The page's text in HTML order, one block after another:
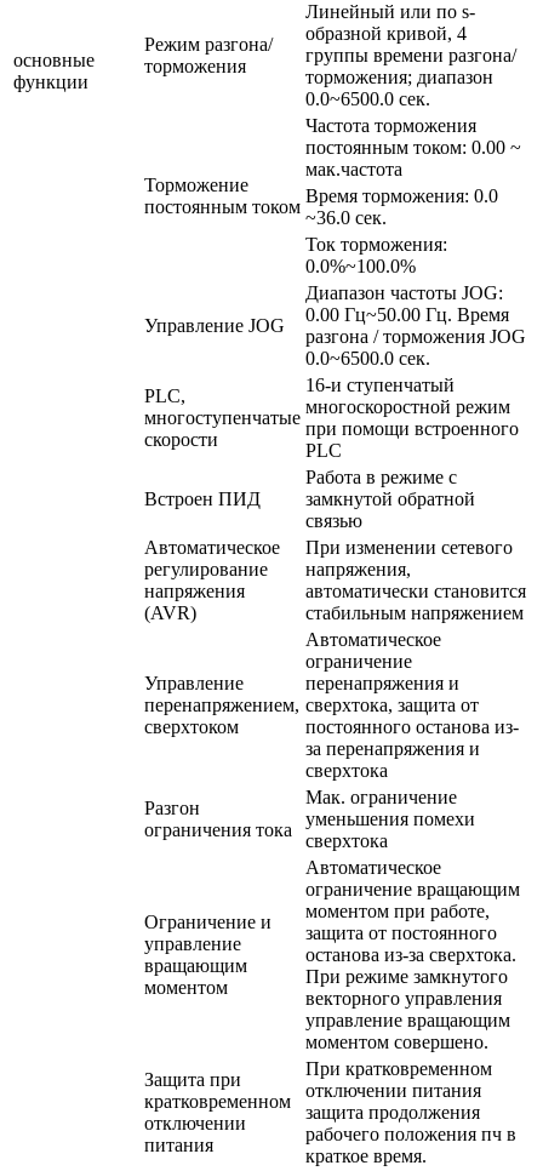
основные
функции
Режим разгона/
торможения
Линейный или по s-
образной кривой, 4
группы времени разгона/
торможения; диапазон
0.0~6500.0 сек.
Торможение
постоянным током
Частота торможения
постоянным током: 0.00 ~
мак.частота
Время торможения: 0.0
~36.0 сек.
Ток торможения:
0.0%~100.0%
Управление JOG
Диапазон частоты JOG:
0.00 Гц~50.00 Гц. Время
разгона / торможения JOG
0.0~6500.0 сек.
PLC,
многоступенчатые
скорости
16-и ступенчатый
многоскоростной режим
при помощи встроенного
PLC
Встроен ПИД
Работа в режиме с
замкнутой обратной
связью
Автоматическое
регулирование
напряжения
(AVR)
При изменении сетевого
напряжения,
автоматически становится
стабильным напряжением
Управление
перенапряжением,
сверхтоком
Автоматическое
ограничение
перенапряжения и
сверхтока, защита от
постоянного останова из-
за перенапряжения и
сверхтока
Разгон
ограничения тока
Мак. ограничение
уменьшения помехи
сверхтока
Ограничение и
управление
вращающим
моментом
Автоматическое
ограничение вращающим
моментом при работе,
защита от постоянного
останова из-за сверхтока.
При режиме замкнутого
векторного управления
управление вращающим
моментом совершено.
Защита при
кратковременном
отключении
питания
При кратковременном
отключении питания
защита продолжения
рабочего положения пч в
краткое время.